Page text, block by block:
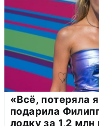
«Всё, потеряла
подарила
лодку за 1,2 млн